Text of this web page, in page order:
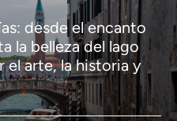
desde el encanto
la belleza del lago
el arte, la historia y